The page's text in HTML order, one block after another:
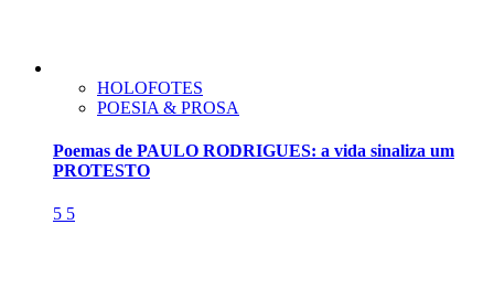
HOLOFOTES
POESIA & PROSA
Poemas de PAULO RODRIGUES: a vida sinaliza um
PROTESTO
5 5